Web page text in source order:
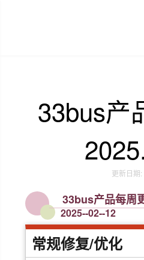
33bus产
更新日期
33bus产品每周
2025--02--12
常规修复/优化